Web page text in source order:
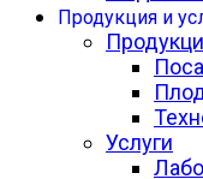
Продукция и
Услуги